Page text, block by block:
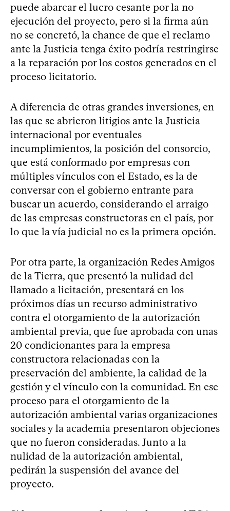
puede abarcar el lucro cesante por la no
ejecución del proyecto, pero si la firma aún
no se concretó, la chance de que el reclamo
ante la Justicia tenga éxito podría restringirse
a la reparación por los costos generados en el
proceso licitatorio.
A diferencia de otras grandes inversiones, en
las que se abrieron litigios ante la Justicia
internacional por eventuales
incumplimientos, la posición del consorcio,
que está conformado por empresas con
múltiples vínculos con el Estado, es la de
conversar con el gobierno entrante para
buscar un acuerdo, considerando el arraigo
de las empresas constructoras en el país, por
lo que la vía judicial no es la primera opción.
Por otra parte, la organización Redes Amigos
de la Tierra, que presentó la nulidad del
llamado a licitación, presentará en los
próximos días un recurso administrativo
contra el otorgamiento de la autorización
ambiental previa, que fue aprobada con unas
20 condicionantes para la empresa
constructora relacionadas con la
preservación del ambiente, la calidad de la
gestión y el vínculo con la comunidad. En ese
proceso para el otorgamiento de la
autorización ambiental varias organizaciones
sociales y la academia presentaron objeciones
que no fueron consideradas. Junto a la
nulidad de la autorización ambiental,
pedirán la suspensión del avance del
proyecto.